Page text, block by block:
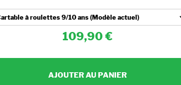
109,90
AJOUTER AU PANIER